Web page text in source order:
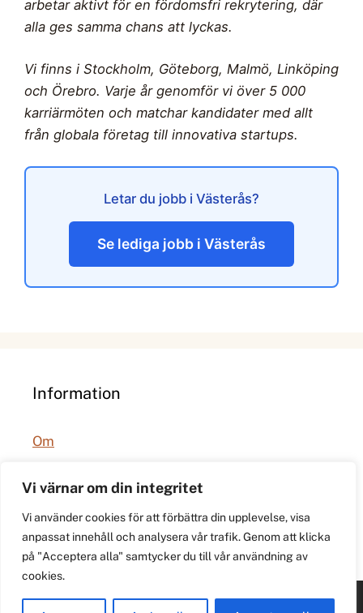
Vi värnar om din integritet
Vi använder cookies för att förbättra din upplevelse, visa
anpassat innehåll och analysera vår trafik. Genom att klicka
på "Acceptera alla" samtycker du till vår användning av
cookies.
arbetar aktivt för en fördomsfri rekrytering, där
alla ges samma chans att lyckas.
Vi finns i Stockholm, Göteborg, Malmö, Linköping
och Örebro. Varje år genomför vi över 5 000
karriärmöten och matchar kandidater med allt
från globala företag till innovativa startups.
Letar du jobb i Västerås?
Se lediga jobb i Västerås
Information
Om